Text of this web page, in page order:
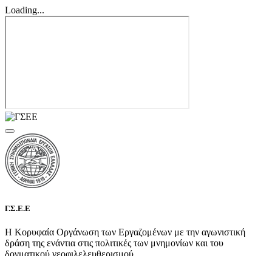
Loading...
Γ.Σ.Ε.Ε
Η Κορυφαία Οργάνωση των Εργαζομένων με την αγωνιστική
δράση της ενάντια στις πολιτικές των μνημονίων και του